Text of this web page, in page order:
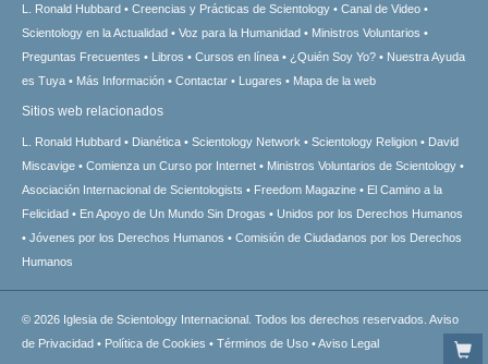
L. Ronald Hubbard Creencias y Prácticas de Scientology
Canal de Video
Scientology en la Actualidad
Voz para la Humanidad
Ministros Voluntarios
Preguntas Frecuentes
Libros Cursos en línea ¿Quién Soy Yo?
Nuestra Ayuda
es Tuya
Más Información Contactar Lugares Mapa de la web
Sitios web relacionados
L. Ronald Hubbard Dianética Scientology Network Scientology Religion
David
Miscavige
Comienza un Curso por Internet
Ministros Voluntarios de Scientology
Asociación Internacional de Scientologists
Freedom Magazine
El Camino a la
Felicidad
En Apoyo de Un Mundo Sin Drogas
Unidos por los Derechos Humanos
Jóvenes por los Derechos Humanos
Comisión de Ciudadanos por los Derechos
Humanos
© 2026 Iglesia de Scientology Internacional. Todos los derechos reservados. Aviso
de Privacidad • Política de Cookies • Términos de Uso •Aviso Legal